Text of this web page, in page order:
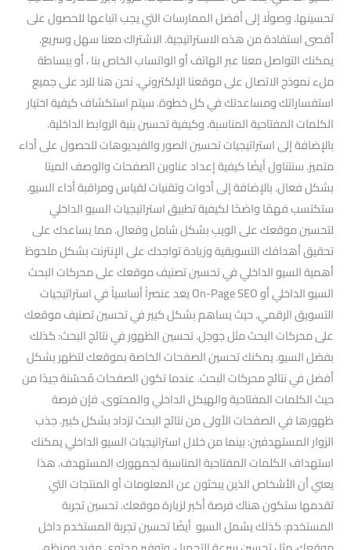
تحسينها. وصولًا إلى أفضل الممارسات التي يجب اتباعها للحصول على
أقصى استفادة من هذه الاستراتيجية. الاشتراك معنا سهل وسريع.
يمكنك التواصل معنا عبر الهاتف أو الواتساب الخاص بنا ، أو ببساطة
ملء نموذج الاتصال على موقعنا الإلكتروني. نحن هنا للرد على جميع
استفساراتك ومساعدتك في كل خطوة. سيتم استكشاف كيفية اختيار
الكلمات المفتاحية المناسبة. وكيفية تحسين بنية الروابط الداخلية.
بالإضافة إلى استراتيجيات تحسين الصور والفيديوهات للحصول على أداء
متميز. سنتناول أيضًا كيفية إعداد عناوين الصفحات والوصف الميتا
بشكل فعال. بالإضافة إلى أدوات وتقنيات لقياس ومراقبة أداء السيو.
ستكتسب فهمًا واضحًا لكيفية تطبيق استراتيجيات السيو الداخلي
لتحسين موقعك على الويب بشكل شامل وفعال. مما يساعدك على
تحقيق أهدافك التسويقية وزيادة تواجدك على الإنترنت بشكل ملحوظ
أهمية السيو الداخلي في تحسين تصنيف موقعك على محركات البحث
السيو الداخلي أو On-Page SEO يعد عنصراً أساسياً في استراتيجيات
التسويق الرقمي. حيث يساهم بشكل كبير في تحسين تصنيف موقعك
على محركات البحث مثل جوجل. تحسين الظهور في نتائج البحث: كذلك
بفضل السيو. يمكنك تحسين الصفحات الخاصة بموقعك لتظهر بشكل
أفضل في نتائج محركات البحث. عندما تكون الصفحات مُحسّنة جيدًا من
حيث الكلمات المفتاحية والهيكل الداخلي والمحتوى. فإن فرصة
ظهورها في الصفحات الأولى من نتائج البحث تزداد بشكل كبير. جذب
الزوار المستهدفين: بينما من خلال استراتيجيات السيو الداخلي يمكنك
استهداف الكلمات المفتاحية المناسبة لجمهورك المستهدف. هذا
يعني أن الأشخاص الذين يبحثون عن المعلومات أو المنتجات التي
تقدمها ستكون هناك فرصة أكبر لزيارة موقعك. تحسين تجربة
المستخدم: كذلك يشمل السيو أيضًا تحسين تجربة المستخدم داخل